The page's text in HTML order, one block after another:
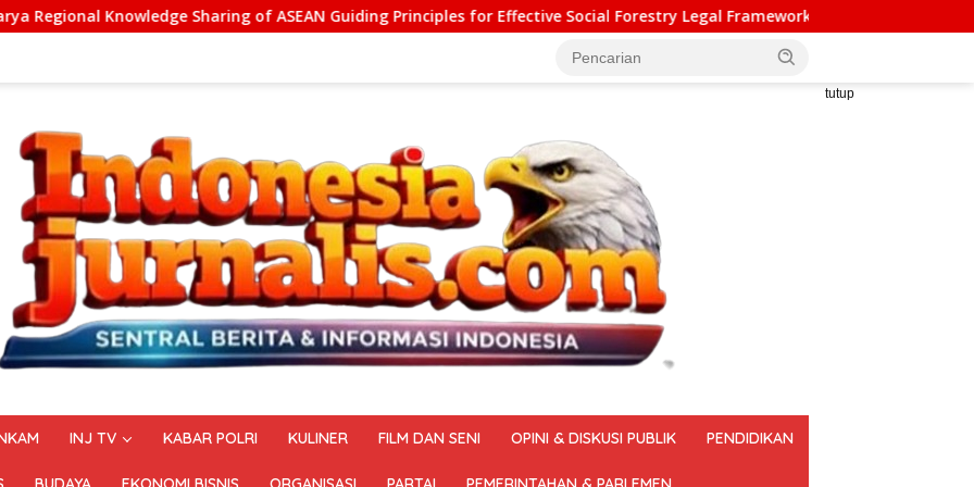
of ASEAN Guiding Principles for Effective Social Forestry Legal Framework (AGP) Pelatihan Vokasi Nasional
tutup
INJ TV KABAR POLRI KULINER FILM DAN SENI OPINI & DISKUSI PUBLIK PENDIDIKAN